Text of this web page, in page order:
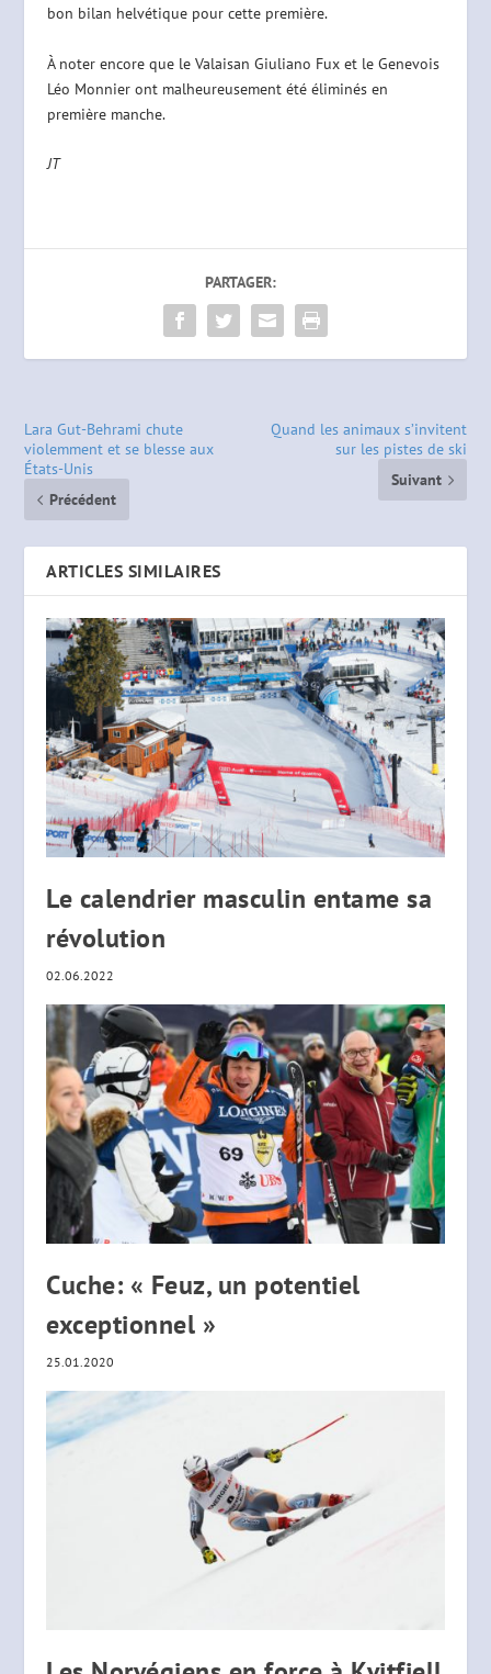
bon bilan helvétique pour cette première.
À noter encore que le Valaisan Giuliano Fux et le Genevois
Léo Monnier ont malheureusement été éliminés en
première manche.
JT
PARTAGER:
Lara Gut-Behrami chute
violemment et se blesse aux
États-Unis
Précédent
Quand les animaux s’invitent
sur les pistes de ski
Suivant
ARTICLES SIMILAIRES
Le calendrier masculin entame sa
révolution
02.06.2022
Cuche: « Feuz, un potentiel
exceptionnel »
25.01.2020